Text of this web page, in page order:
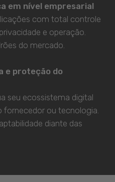
em nível empresarial
com total controle
e operação.
do mercado.
e proteção do
seu ecossistema digital
fornecedor ou tecnologia.
diante das